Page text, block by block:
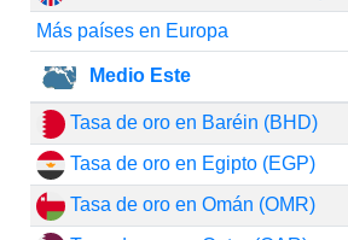
Más países en Europa
Medio Este
Tasa de oro en Baréin (BHD)
Tasa de oro en Egipto (EGP)
Tasa de oro en Omán (OMR)